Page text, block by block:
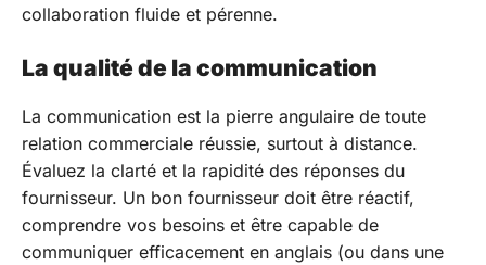
collaboration fluide et pérenne.
La qualité de la communication
La communication est la pierre angulaire de toute
relation commerciale réussie, surtout à distance.
Évaluez la clarté et la rapidité des réponses du
fournisseur. Un bon fournisseur doit être réactif,
comprendre vos besoins et être capable de
communiquer efficacement en anglais (ou dans une